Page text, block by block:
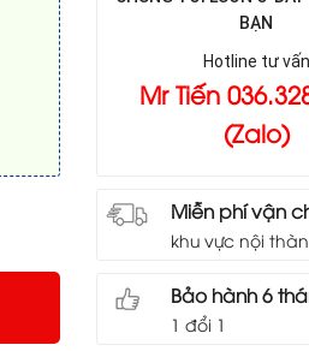
BẠN
Hotline tư vấn
Mr Tiến
(Zalo)
Miễn phí vận
khu vực nội
Bảo hành 6
1 đổi 1